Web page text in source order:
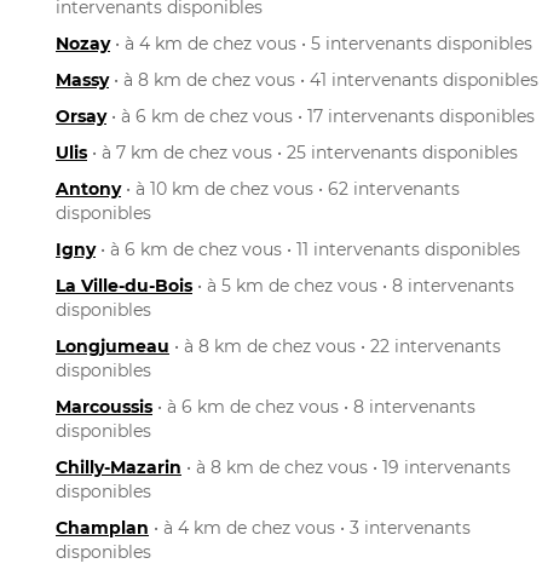
intervenants disponibles
Nozay• à 4 km de chez vous • 5 intervenants disponibles
Massy• à 8 km de chez vous • 41 intervenants disponibles
Orsay• à 6 km de chez vous • 17 intervenants disponibles
Ulis • à 7 km de chez vous • 25 intervenants disponibles
Antony• à 10 km de chez vous • 62 intervenants
disponibles
Igny• à 6 km de chez vous • 11 intervenants disponibles
La Ville-du-Bois • à 5 km de chez vous • 8 intervenants
disponibles
Longjumeau • à 8 km de chez vous • 22 intervenants
disponibles
Marcoussis • à 6 km de chez vous • 8 intervenants
disponibles
Chilly-Mazarin • à 8 km de chez vous • 19 intervenants
disponibles
Champlan • à 4 km de chez vous • 3 intervenants
disponibles